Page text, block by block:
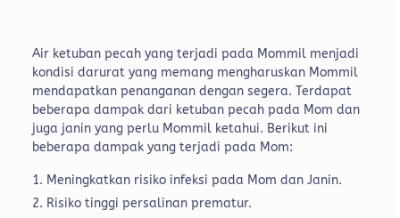
Air ketuban pecah yang terjadi pada Mommil menjadi
kondisi darurat yang memang mengharuskan Mommil
mendapatkan penanganan dengan segera. Terdapat
beberapa dampak dari ketuban pecah pada Mom dan
juga janin yang perlu Mommil ketahui. Berikut ini
beberapa dampak yang terjadi pada Mom:
Meningkatkan risiko infeksi pada Mom dan Janin.
Risiko tinggi persalinan prematur.